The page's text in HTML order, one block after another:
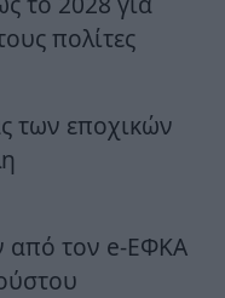
πολίτες
των εποχικών
από τον e-ΕΦΚΑ